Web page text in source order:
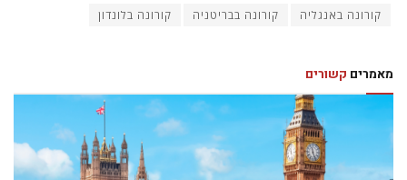
קורונה באנגליה
קורונה בבריטניה קורונה בלונדון
מאמרים קשורים